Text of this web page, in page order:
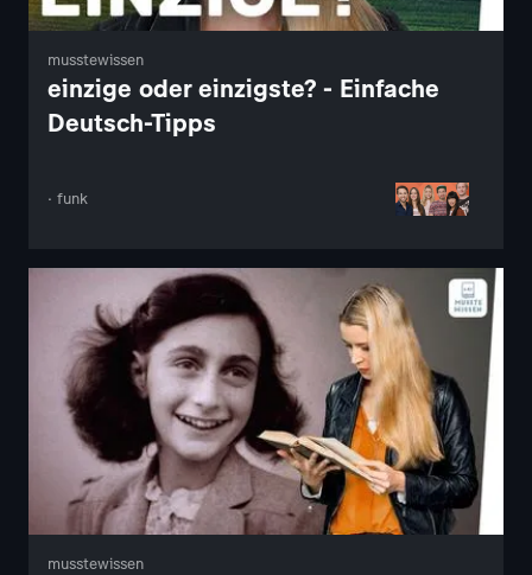
musstewissen
einzige oder einzigste? - Einfache
Deutsch-Tipps
· funk
musstewissen